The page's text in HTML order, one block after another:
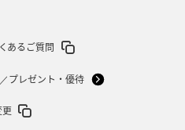
あるご質問
プレゼント・優待